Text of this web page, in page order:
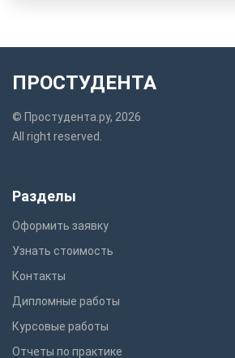
ПРОСТУДЕНТА
© Простудента.ру, 2026
All right reserved.
Разделы
Оформить заявку
Узнать стоимость
Контакты
Дипломные работы
Курсовые работы
Отчеты по практике